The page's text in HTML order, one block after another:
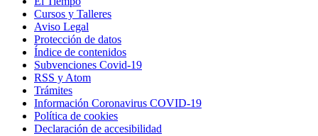
Cursos y Talleres
Aviso Legal
Protección de datos
Índice de contenidos
Subvenciones Covid-19
RSS y Atom
Trámites
Información Coronavirus COVID-19
Política de cookies
Declaración de accesibilidad